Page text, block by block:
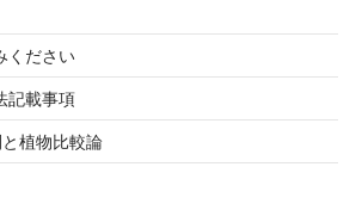
ください
記載事項
植物比較論